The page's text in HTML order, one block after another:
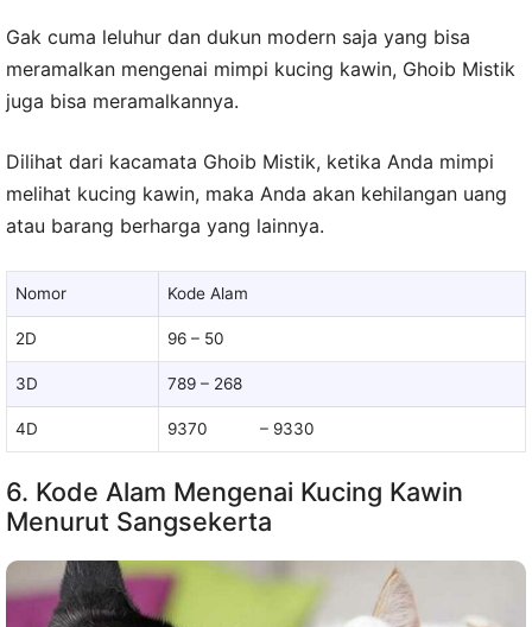
Gak cuma leluhur dan dukun modern saja yang bisa
meramalkan mengenai mimpi kucing kawin, Ghoib Mistik
juga bisa meramalkannya.
Dilihat dari kacamata Ghoib Mistik, ketika Anda mimpi
melihat kucing kawin, maka Anda akan kehilangan uang
atau barang berharga yang lainnya.
Nomor Kode Alam
2D 96 – 50
3D 789 – 268
4D 9370 – 9330
6. Kode Alam Mengenai Kucing Kawin
Menurut Sangsekerta